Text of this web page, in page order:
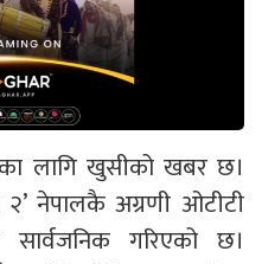
लागि खुसीको खबर छ।
२’ नेपालकै अग्रणी ओटीटी
सार्वजनिक गरिएको छ।